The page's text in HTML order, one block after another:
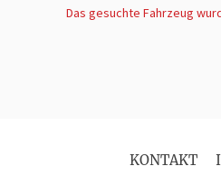
Das gesuchte Fahrzeug
KONTAKT